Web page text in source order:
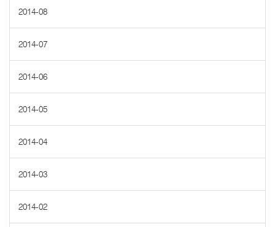
2014-08
2014-07
2014-06
2014-05
2014-04
2014-03
2014-02